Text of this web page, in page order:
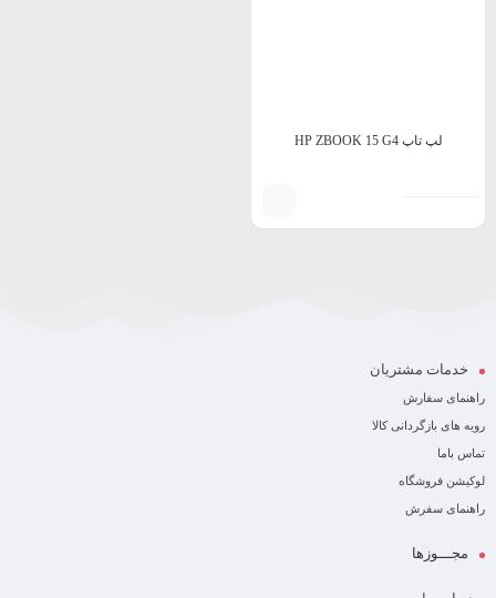
لپ تاپ HP ZBOOK 15 G4
خدمات مشتریان
راهنمای سفارش
رویه های بازگردانی کالا
تماس باما
لوکیشن فروشگاه
راهنمای سفرش
مجـــوزها